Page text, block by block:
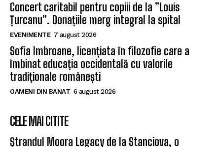
Concert caritabil pentru copiii de la ”Louis
Țurcanu”. Donațiile merg integral la spital
EVENIMENTE 7 august 2026
Sofia Imbroane, licențiata în filozofie care a
îmbinat educația occidentală cu valorile
tradiționale românești
OAMENI DIN BANAT 6 august 2026
CELE MAI CITITE
Ștrandul Moora Legacy de la Stanciova, o